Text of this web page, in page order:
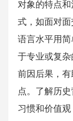
对象的特点
式，如面对
语言水平用
于专业或复
前因后果，
点。了解历
习惯和价值